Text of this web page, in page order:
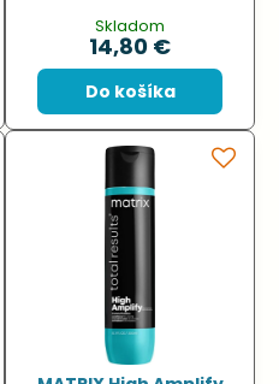
Skladom
14,80 €
Do košíka